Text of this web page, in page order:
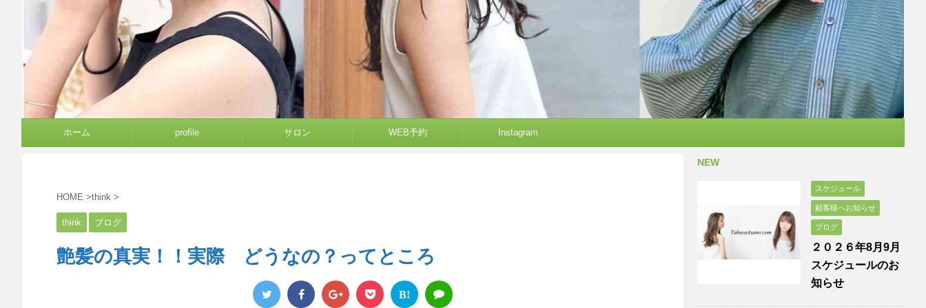
ホーム profile サロン WEB予約 Instagram
HOME >think >
think ブログ
艶髪の真実！！実際 どうなの？ってところ
B!
NEW
スケジュール
顧客様へお知らせ
ブログ
２０２６年8月9月
スケジュールのお
知らせ